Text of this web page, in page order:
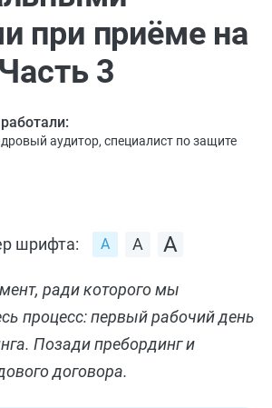
при приёме на
3
аудитор, специалист по защите
шрифта:
ради которого мы
процесс: первый рабочий день
Позади пребординг и
договора.